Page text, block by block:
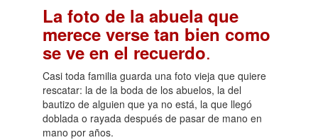
La foto de la abuela que
merece verse tan bien como
se ve en el recuerdo.
Casi toda familia guarda una foto vieja que quiere
rescatar: la de la boda de los abuelos, la del
bautizo de alguien que ya no está, la que llegó
doblada o rayada después de pasar de mano en
mano por años.